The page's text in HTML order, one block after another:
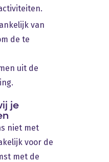
van
de te
uit de
je
niet met
voor de
met de